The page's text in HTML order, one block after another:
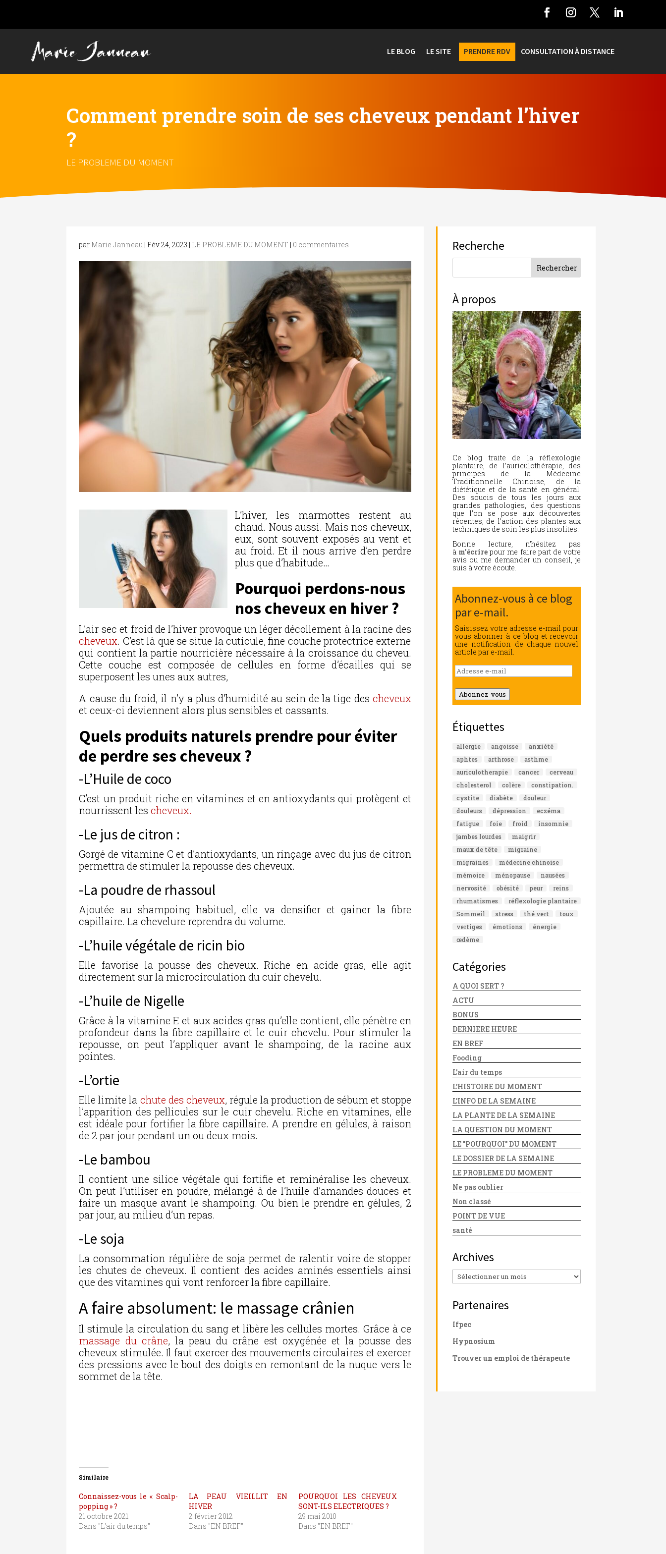
LE BLOG LE SITE PRENDRE RDV CONSULTATION À DISTANCE
Comment prendre soin de ses cheveux pendant l’hiver
?
LE PROBLEME DU MOMENT
par Marie Janneau | Fév 24, 2023 | LE PROBLEME DU MOMENT | 0 commentaires
L’hiver, les marmottes restent au
chaud. Nous aussi. Mais nos cheveux,
eux, sont souvent exposés au vent et
au froid. Et il nous arrive d’en perdre
plus que d’habitude…
Pourquoi perdons-nous
nos cheveux en hiver ?
L’air sec et froid de l’hiver provoque un léger décollement à la racine des
cheveux. C’est là que se situe la cuticule, fine couche protectrice externe
qui contient la partie nourricière nécessaire à la croissance du cheveu.
Cette couche est composée de cellules en forme d’écailles qui se
superposent les unes aux autres,
A cause du froid, il n’y a plus d’humidité au sein de la tige des cheveux
et ceux-ci deviennent alors plus sensibles et cassants.
Quels produits naturels prendre pour éviter
de perdre ses cheveux ?
-L’Huile de coco
C’est un produit riche en vitamines et en antioxydants qui protègent et
nourrissent lescheveux.
-Le jus de citron :
Gorgé de vitamine C et d’antioxydants, un rinçage avec du jus de citron
permettra de stimuler la repousse des cheveux.
-La poudre de rhassoul
Ajoutée au shampoing habituel, elle va densifier et gainer la fibre
capillaire. La chevelure reprendra du volume.
-L’huile végétale de ricin bio
Elle favorise la pousse des cheveux. Riche en acide gras, elle agit
directement sur la microcirculation du cuir chevelu.
-L’huile de Nigelle
Grâce à la vitamine E et aux acides gras qu’elle contient, elle pénètre en
profondeur dans la fibre capillaire et le cuir chevelu. Pour stimuler la
repousse, on peut l’appliquer avant le shampoing, de la racine aux
pointes.
-L’ortie
Elle limite la chute des cheveux, régule la production de sébum et stoppe
l’apparition des pellicules sur le cuir chevelu. Riche en vitamines, elle
est idéale pour fortifier la fibre capillaire. A prendre en gélules, à raison
de 2 par jour pendant un ou deux mois.
-Le bambou
Il contient une silice végétale qui fortifie et reminéralise les cheveux.
On peut l’utiliser en poudre, mélangé à de l’huile d’amandes douces et
faire un masque avant le shampoing. Ou bien le prendre en gélules, 2
par jour, au milieu d’un repas.
-Le soja
La consommation régulière de soja permet de ralentir voire de stopper
les chutes de cheveux. Il contient des acides aminés essentiels ainsi
que des vitamines qui vont renforcer la fibre capillaire.
A faire absolument: le massage crânien
Il stimule la circulation du sang et libère les cellules mortes. Grâce à ce
massage du crâne, la peau du crâne est oxygénée et la pousse des
cheveux stimulée. Il faut exercer des mouvements circulaires et exercer
des pressions avec le bout des doigts en remontant de la nuque vers le
sommet de la tête.
Similaire
Connaissez-vous le « Scalp-
popping » ?
21 octobre 2021
Dans "L'air du temps"
LA PEAU VIEILLIT EN
HIVER
2 février 2012
Dans "EN BREF"
POURQUOI LES CHEVEUX
SONT-ILS ELECTRIQUES ?
29 mai 2010
Dans "EN BREF"
Recherche
À propos
Ce blog traite de la réflexologie
plantaire, de l’auriculothérapie, des
principes de la Médecine
Traditionnelle Chinoise, de la
diététique et de la santé en général.
Des soucis de tous les jours aux
grandes pathologies, des questions
que l’on se pose aux découvertes
récentes, de l’action des plantes aux
techniques de soin les plus insolites.
Bonne lecture, n’hésitez pas
à m’écrire pour me faire part de votre
avis ou me demander un conseil, je
suis à votre écoute.
Abonnez-vous à ce blog
par e-mail.
Saisissez votre adresse e-mail pour
vous abonner à ce blog et recevoir
une notification de chaque nouvel
article par e-mail.
Adresse
e-
mail
Abonnez-vous
Étiquettes
allergie angoisse
anxiété
aphtes
arthrose
asthme
auriculotherapie
cancer
cerveau
cholesterol
colère
constipation.
cystite
diabète
douleur
douleurs
dépression
eczéma
fatigue
foie froid
insomnie
jambes lourdes
maigrir
maux de tête
migraine
migraines
médecine chinoise
mémoire
ménopause
nausées
nervosité
obésité peur
reins
rhumatismes
réflexologie plantaire
Sommeil
stress thé vert
toux
vertiges
émotions
énergie
œdème
Catégories
A QUOI SERT ?
ACTU
BONUS
DERNIERE HEURE
EN BREF
Fooding
L'air du temps
L'HISTOIRE DU MOMENT
L'INFO DE LA SEMAINE
LA PLANTE DE LA SEMAINE
LA QUESTION DU MOMENT
LE "POURQUOI" DU MOMENT
LE DOSSIER DE LA SEMAINE
LE PROBLEME DU MOMENT
Ne pas oublier
Non classé
POINT DE VUE
santé
Archives
Archives
Partenaires
Ifpec
Hypnosium
Trouver un emploi de thérapeute